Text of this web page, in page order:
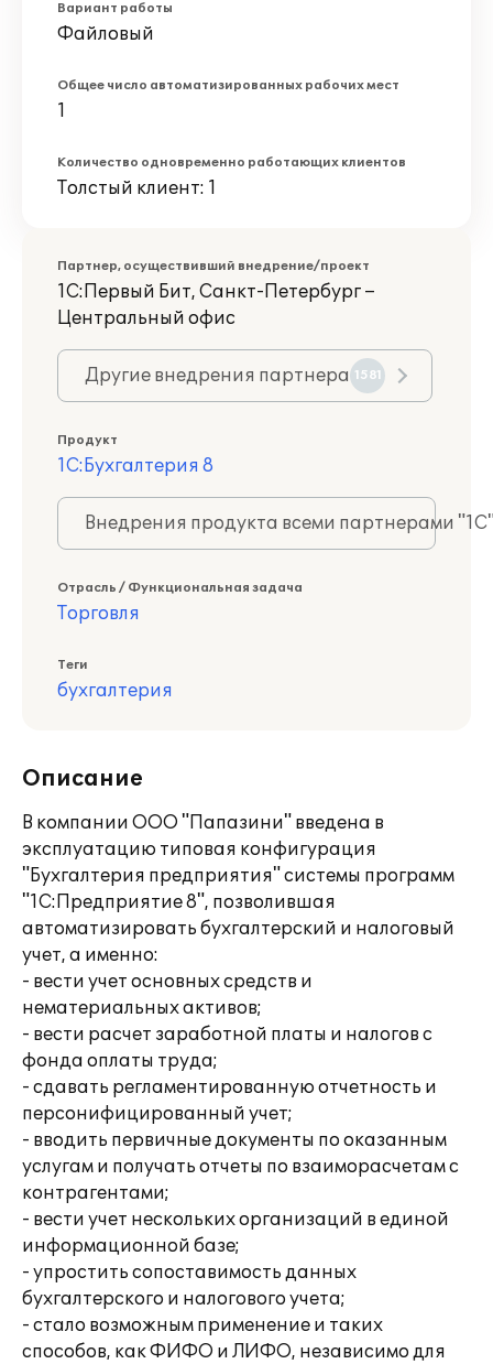
Вариант работы
Файловый
Общее число автоматизированных рабочих мест
1
Количество одновременно работающих клиентов
Толстый клиент: 1
Партнер, осуществивший внедрение/проект
1С:Первый Бит, Санкт-Петербург –
Центральный офис
Другие внедрения партнера 1581
Продукт
1С:Бухгалтерия 8
Внедрения продукта всеми партнерами
Отрасль / Функциональная задача
Торговля
Теги
бухгалтерия
Описание
В компании ООО "Папазини" введена в
эксплуатацию типовая конфигурация
"Бухгалтерия предприятия" системы программ
"1С:Предприятие 8", позволившая
автоматизировать бухгалтерский и налоговый
учет, а именно:
- вести учет основных средств и
нематериальных активов;
- вести расчет заработной платы и налогов с
фонда оплаты труда;
- сдавать регламентированную отчетность и
персонифицированный учет;
- вводить первичные документы по оказанным
услугам и получать отчеты по взаиморасчетам с
контрагентами;
- вести учет нескольких организаций в единой
информационной базе;
- упростить сопоставимость данных
бухгалтерского и налогового учета;
- стало возможным применение и таких
способов, как ФИФО и ЛИФО, независимо для